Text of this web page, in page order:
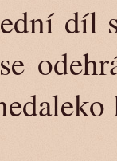
díl